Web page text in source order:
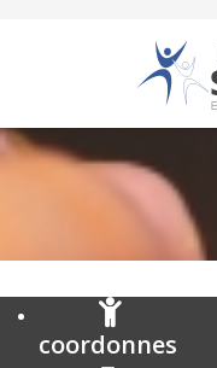
coordonnes